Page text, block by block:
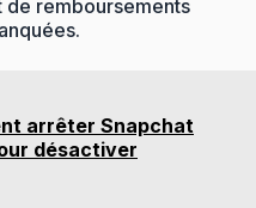
remboursements
arrêter Snapchat
désactiver